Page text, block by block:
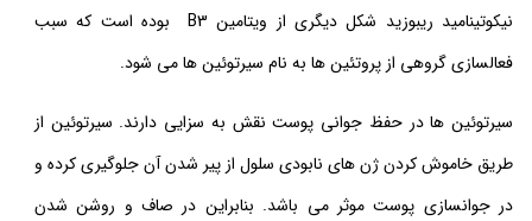
نیکوتینامید ریبوزید شکل دیگری از ویتامین B3 بوده است که سبب
فعالسازی گروهی از پروتئین ها به نام سیرتوئین ها می‌ شود.
سیرتوئین ها در حفظ جوانی پوست نقش به سزایی دارند. سیرتوئین از
طریق خاموش کردن ژن های نابودی سلول از پیر شدن آن جلوگیری کرده و
در جوانسازی پوست موثر می باشد. بنابراین در صاف و روشن شدن